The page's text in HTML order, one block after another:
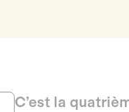
C’est la